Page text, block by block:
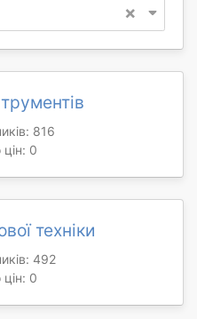
×
816
цін: 0
техніки
492
цін: 0